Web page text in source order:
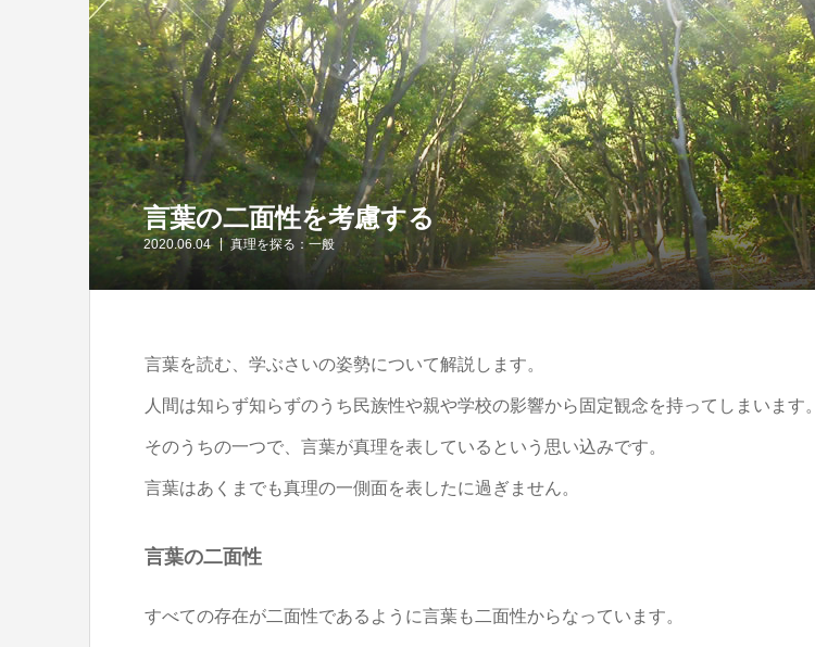
言葉の二面性を考慮する
2020.06.04 真理を探る：一般
言葉を読む、学ぶさいの姿勢について解説します。
人間は知らず知らずのうち民族性や親や学校の影響から固定観念を持ってしまいます。
そのうちの一つで、言葉が真理を表しているという思い込みです。
言葉はあくまでも真理の一側面を表したに過ぎません。
言葉の二面性
すべての存在が二面性であるように言葉も二面性からなっています。